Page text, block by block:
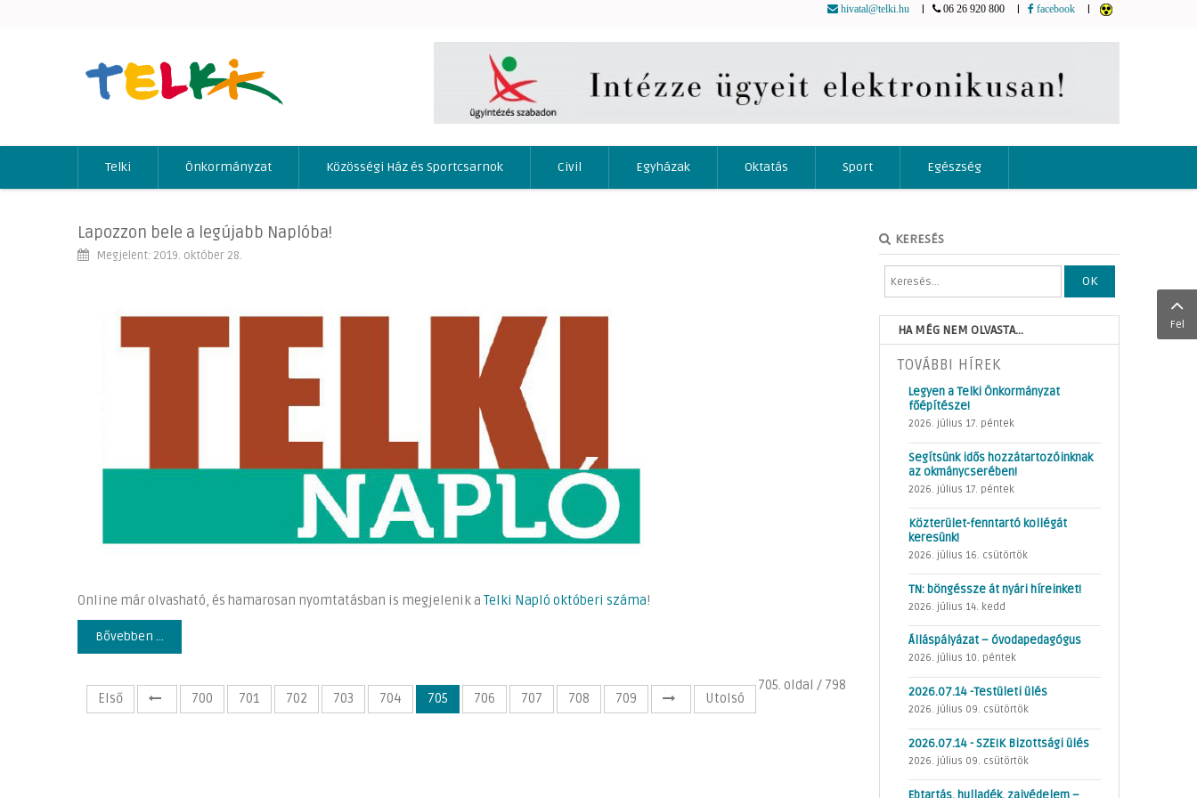
hivatal@telki.hu 06 26 920 800 facebook
Telki Önkormányzat Közösségi Ház és Sportcsarnok Civil Egyházak Oktatás Sport Egészség
Lapozzon bele a legújabb Naplóba!
Megjelent: 2019. október 28.
Online már olvasható, és hamarosan nyomtatásban is megjelenik a Telki Napló októberi száma!
Bővebben ...
705. oldal / 798
Első
700 701 702 703 704 705 706 707 708 709 Utolsó
KERESÉS
OK
HA MÉG NEM OLVASTA...
TOVÁBBI HÍREK
Legyen a Telki Önkormányzat
főépítésze!
2026. július 17. péntek
Segítsünk idős hozzátartozóinknak
az okmánycserében!
2026. július 17. péntek
Közterület-fenntartó kollégát
keresünk!
2026. július 16. csütörtök
TN: böngéssze át nyári híreinket!
2026. július 14. kedd
Álláspályázat – óvodapedagógus
2026. július 10. péntek
2026.07.14 -Testületi ülés
2026. július 09. csütörtök
2026.07.14 - SZEIK Bizottsági ülés
2026. július 09. csütörtök
Ebtartás, hulladék, zajvédelem –
Fel